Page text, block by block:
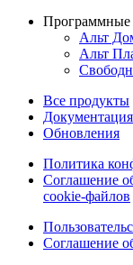
Программные
Альт
Альт
Все продукты
Документация
Обновления
Политика
Соглашение
cookie-файлов
Соглашение